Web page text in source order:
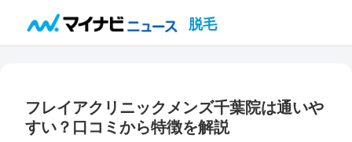
脱毛
フレイアクリニックメンズ千葉院は通いや
すい？口コミから特徴を解説